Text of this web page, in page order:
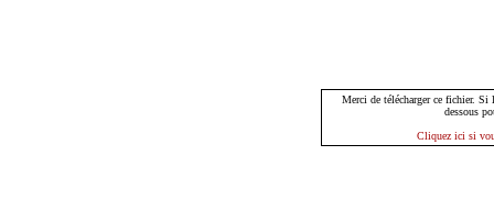
Merci de télécharger ce fichier. Si
dessous
Cliquez ici si